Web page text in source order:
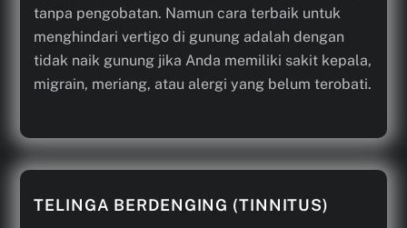
tanpa pengobatan. Namun cara terbaik untuk
menghindari vertigo di gunung adalah dengan
tidak naik gunung jika Anda memiliki sakit kepala,
migrain, meriang, atau alergi yang belum terobati.
TELINGA BERDENGING (TINNITUS)